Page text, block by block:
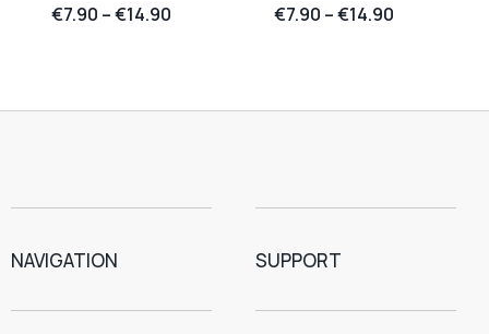
€7.90 –€14.90
€7.90 –€14.90
NAVIGATION SUPPORT